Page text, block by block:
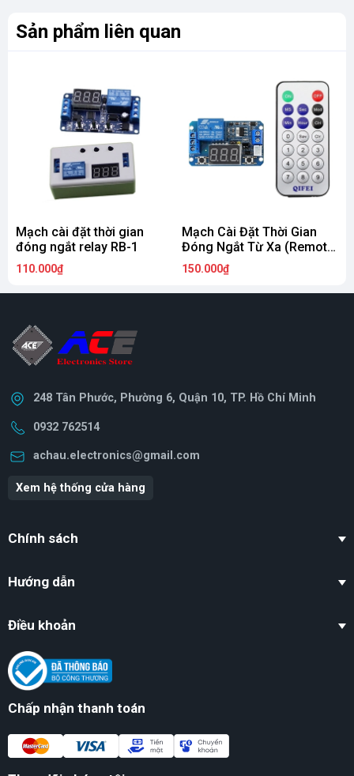
Sản phẩm liên quan
Mạch cài đặt thời gian
đóng ngắt relay RB-1
110.000₫
Mạch Cài Đặt Thời Gian
Đóng Ngắt Từ Xa (Remote
Điều Khiển )
150.000₫
248 Tân Phước, Phường 6, Quận 10, TP. Hồ Chí Minh
0932 762514
achau.electronics@gmail.com
Xem hệ thống cửa hàng
Chính sách
Hướng dẫn
Điều khoản
Chấp nhận thanh toán